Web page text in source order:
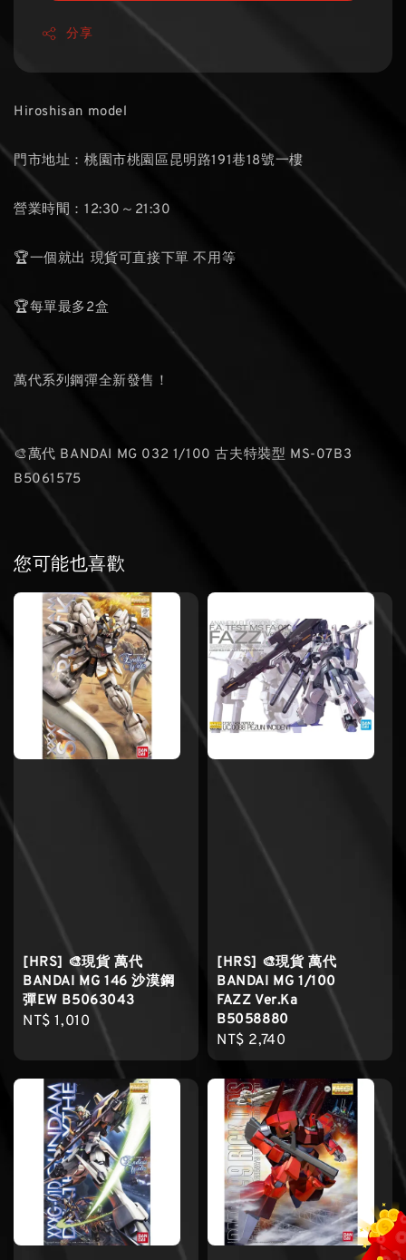
分享
Hiroshisan model
門市地址：桃園市桃園區昆明路191巷18號一樓
營業時間：12:30～21:30
🏆一個就出 現貨可直接下單 不用等
🏆每單最多2盒
萬代系列鋼彈全新發售！
🎨萬代 BANDAI MG 032 1/100 古夫特裝型 MS-07B3
B5061575
您可能也喜歡
[HRS] 🎨現貨 萬代
BANDAI MG 146 沙漠鋼
彈EW B5063043
Regular
NT$ 1,010
[HRS] 🎨現貨 萬代
BANDAI MG 1/100
FAZZ Ver.Ka
B5058880
Regular
price
NT$ 2,740